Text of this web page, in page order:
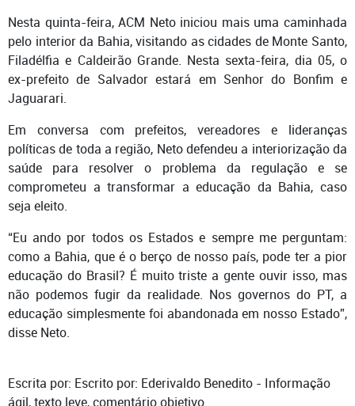
Nesta quinta-feira, ACM Neto iniciou mais uma caminhada
pelo interior da Bahia, visitando as cidades de Monte Santo,
Filadélfia e Caldeirão Grande. Nesta sexta-feira, dia 05, o
ex-prefeito de Salvador estará em Senhor do Bonfim e
Jaguarari.
Em conversa com prefeitos, vereadores e lideranças
políticas de toda a região, Neto defendeu a interiorização da
saúde para resolver o problema da regulação e se
comprometeu a transformar a educação da Bahia, caso
seja eleito.
“Eu ando por todos os Estados e sempre me perguntam:
como a Bahia, que é o berço de nosso país, pode ter a pior
educação do Brasil? É muito triste a gente ouvir isso, mas
não podemos fugir da realidade. Nos governos do PT, a
educação simplesmente foi abandonada em nosso Estado”,
disse Neto.
Escrita por: Escrito por: Ederivaldo Benedito - Informação
ágil, texto leve, comentário objetivo